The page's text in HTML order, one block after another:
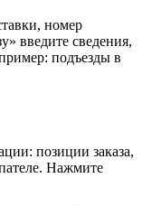
номер
введите сведения,
подъезды в
позиции заказа,
Нажмите